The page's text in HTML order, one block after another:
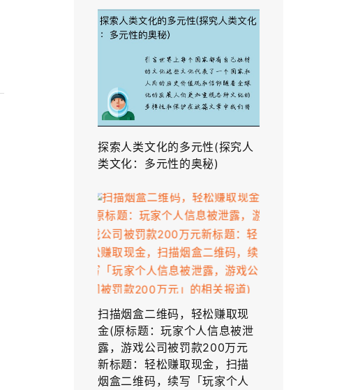
探索人类文化的多元性(探究人
类文化：多元性的奥秘)
扫描烟盒二维码，轻松赚取现
金(原标题：玩家个人信息被泄
露，游戏公司被罚款200万元
新标题：轻松赚取现金，扫描
烟盒二维码，续写「玩家个人